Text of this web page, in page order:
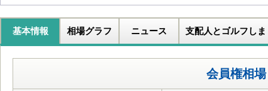
基本情報 相場グラフ ニュース 支配人とゴルフしま
会員権相場